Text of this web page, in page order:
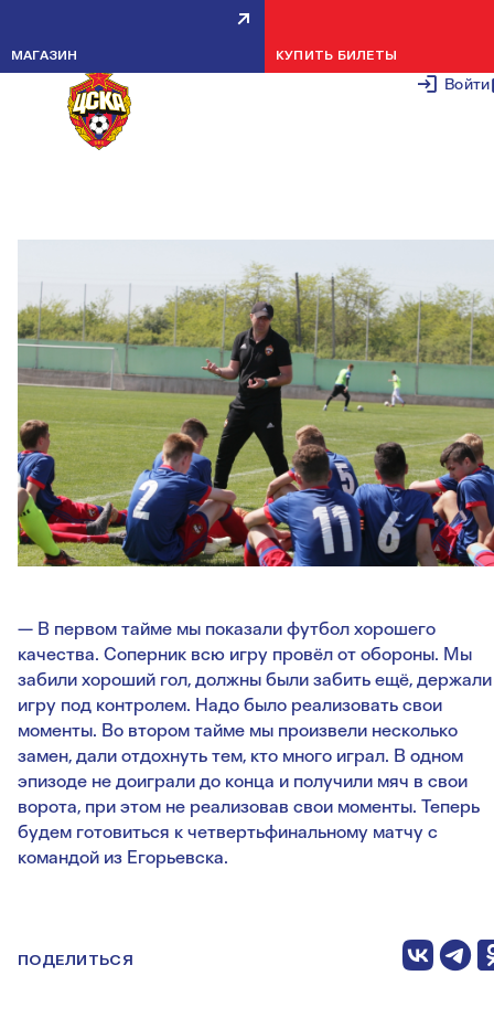
Войти
МАГАЗИН КУПИТЬ БИЛЕТЫ
МАКСИМ МИШАТКИН: НАДО
БЫЛО РЕАЛИЗОВАТЬ СВОИ
МОМЕНТЫ
— В первом тайме мы показали футбол хорошего
качества. Соперник всю игру провёл от обороны. Мы
забили хороший гол, должны были забить ещё, держали
игру под контролем. Надо было реализовать свои
моменты. Во втором тайме мы произвели несколько
замен, дали отдохнуть тем, кто много играл. В одном
эпизоде не доиграли до конца и получили мяч в свои
ворота, при этом не реализовав свои моменты. Теперь
будем готовиться к четвертьфинальному матчу с
командой из Егорьевска.
ПОДЕЛИТЬСЯ